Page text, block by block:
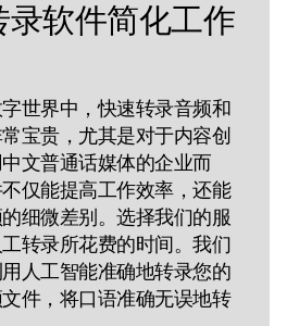
录软件简化工作
世界中，快速转录音频和
宝贵，尤其是对于内容创
文普通话媒体的企业而
仅能提高工作效率，还能
细微差别。选择我们的服
转录所花费的时间。我们
人工智能准确地转录您的
件，将口语准确无误地转